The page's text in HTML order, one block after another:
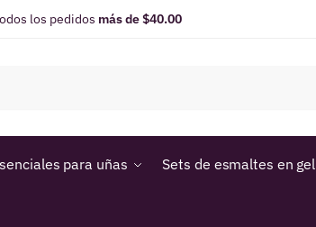
los pedidos más de $40.00
para uñas Sets de esmaltes en gel